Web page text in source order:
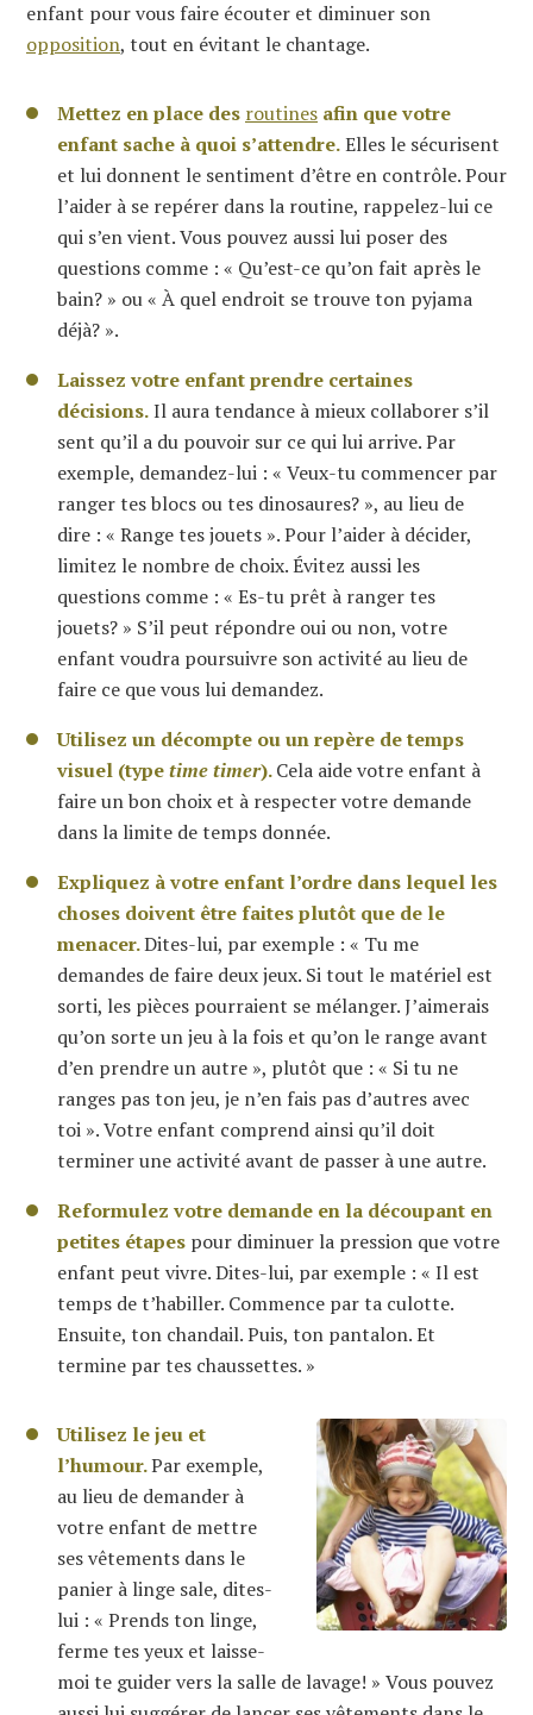
enfant pour vous faire écouter et diminuer son
opposition, tout en évitant le chantage.
Mettez en place des routines afin que votre
enfant sache à quoi s’attendre.Elles le sécurisent
et lui donnent le sentiment d’être en contrôle. Pour
l’aider à se repérer dans la routine, rappelez-lui ce
qui s’en vient. Vous pouvez aussi lui poser des
questions comme : « Qu’est-ce qu’on fait après le
bain? » ou « À quel endroit se trouve ton pyjama
déjà? ».
Laissez votre enfant prendre certaines
décisions.Il aura tendance à mieux collaborer s’il
sent qu’il a du pouvoir sur ce qui lui arrive. Par
exemple, demandez-lui : « Veux-tu commencer par
ranger tes blocs ou tes dinosaures? », au lieu de
dire : « Range tes jouets ». Pour l’aider à décider,
limitez le nombre de choix. Évitez aussi les
questions comme : « Es-tu prêt à ranger tes
jouets? » S’il peut répondre oui ou non, votre
enfant voudra poursuivre son activité au lieu de
faire ce que vous lui demandez.
Utilisez un décompte ou un repère de temps
visuel (typetime timer).Cela aide votre enfant à
faire un bon choix et à respecter votre demande
dans la limite de temps donnée.
Expliquez à votre enfant l’ordre dans lequel les
choses doivent être faites plutôt que de le
menacer.Dites-lui, par exemple : « Tu me
demandes de faire deux jeux. Si tout le matériel est
sorti, les pièces pourraient se mélanger. J’aimerais
qu’on sorte un jeu à la fois et qu’on le range avant
d’en prendre un autre », plutôt que : « Si tu ne
ranges pas ton jeu, je n’en fais pas d’autres avec
toi ». Votre enfant comprend ainsi qu’il doit
terminer une activité avant de passer à une autre.
Reformulez votre demande en la découpant en
petites étapes pour diminuer la pression que votre
enfant peut vivre. Dites-lui, par exemple : « Il est
temps de t’habiller. Commence par ta culotte.
Ensuite, ton chandail. Puis, ton pantalon. Et
termine par tes chaussettes. »
Utilisez le jeu et
l’humour.Par exemple,
au lieu de demander à
votre enfant de mettre
ses vêtements dans le
panier à linge sale, dites-
lui : « Prends ton linge,
ferme tes yeux et laisse-
moi te guider vers la salle de lavage! » Vous pouvez